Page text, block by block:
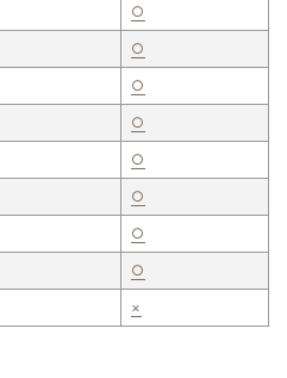
○
○
○
○
○
○
○
○
×